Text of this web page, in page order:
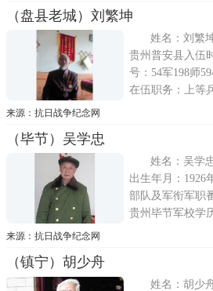
接济和在附近帮
友家爷爷放牛四
（盘县老城）刘繁坤
姓名：刘繁
贵州普安县入伍
号：54军198师
在伍职务：上等
县老城经济状
岁(42年)参军(
来源：抗日战争纪念网
（毕节）吴学忠
姓名：吴学
出生年月：1926
部队及军衔军职
贵州毕节军校学
忠，1926年生
役。后空运到贵
来源：抗日战争纪念网
（镇宁）胡少舟
姓名：胡少